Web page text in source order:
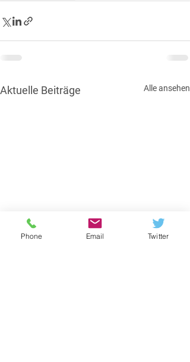
Aktuelle Beiträge Alle ansehen
Phone Email Twitter